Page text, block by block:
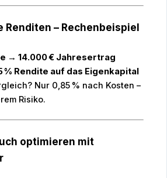
Renditen – Rechenbeispiel
→ 14.000 € Jahresertrag
Rendite auf das Eigenkapital
Nur 0,85 % nach Kosten –
Risiko.
optimieren mit